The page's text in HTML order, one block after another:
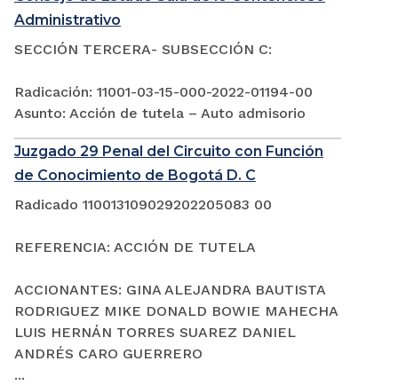
Administrativo
SECCIÓN TERCERA- SUBSECCIÓN C:
Radicación: 11001-03-15-000-2022-01194-00
Asunto: Acción de tutela – Auto admisorio
Juzgado 29 Penal del Circuito con Función
de Conocimiento de Bogotá D. C
Radicado 110013109029202205083 00
REFERENCIA: ACCIÓN DE TUTELA
ACCIONANTES: GINA ALEJANDRA BAUTISTA
RODRIGUEZ MIKE DONALD BOWIE MAHECHA
LUIS HERNÁN TORRES SUAREZ DANIEL
ANDRÉS CARO GUERRERO
...